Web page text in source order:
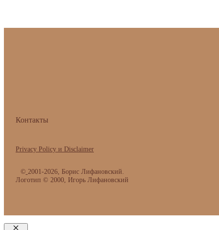
Контакты
© 2001-2026, Борис Лифановский.
Логотип © 2000, Игорь Лифановский
Privacy Policy и Disclaimer